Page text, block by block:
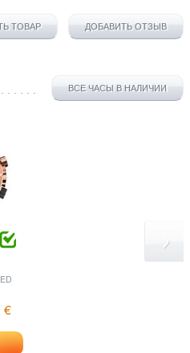
ТОВАР ДОБАВИТЬ ОТЗЫВ
ВСЕ ЧАСЫ В НАЛИЧИИ
€